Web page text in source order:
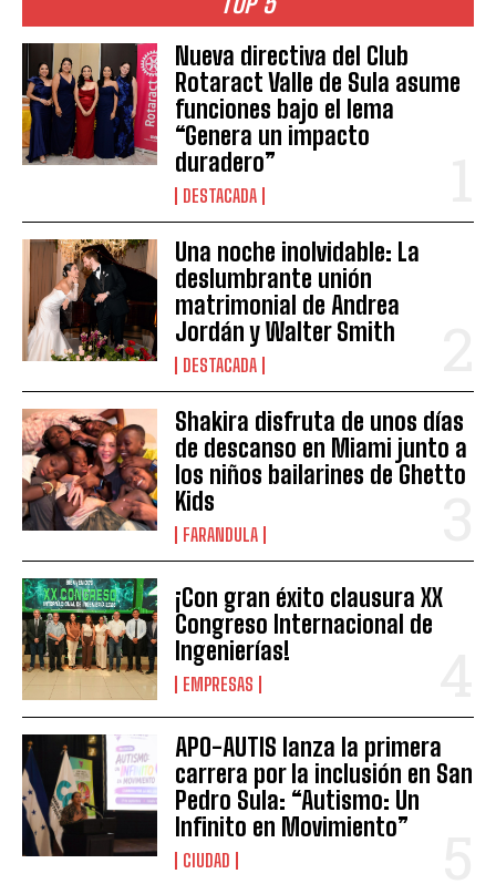
Nueva directiva del Club
Rotaract Valle de Sula asume
funciones bajo el lema
“Genera un impacto
duradero”
DESTACADA
Una noche inolvidable: La
deslumbrante unión
matrimonial de Andrea
Jordán y Walter Smith
DESTACADA
Shakira disfruta de unos días
de descanso en Miami junto a
los niños bailarines de Ghetto
Kids
FARANDULA
¡Con gran éxito clausura XX
Congreso Internacional de
Ingenierías!
EMPRESAS
APO-AUTIS lanza la primera
carrera por la inclusión en San
Pedro Sula: “Autismo: Un
Infinito en Movimiento”
CIUDAD